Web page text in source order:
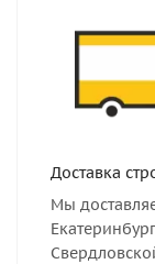
Доставка
Мы